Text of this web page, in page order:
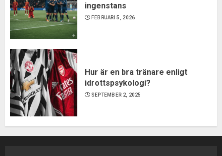
ingenstans
FEBRUARI 5, 2026
Hur är en bra tränare enligt
idrottspsykologi?
SEPTEMBER 2, 2025